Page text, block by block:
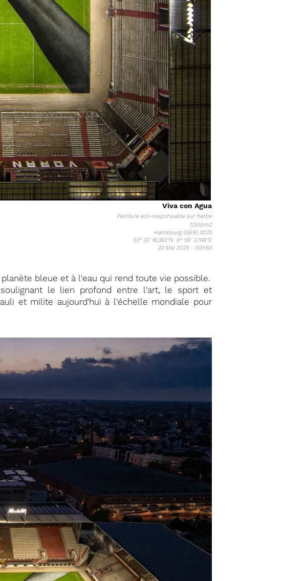
Viva con Agua
Peinture eco-responsable sur herbe
7.000m2
Hambourg (GER) 2025
53° 33’ 16,362”N 9° 58’ 3,768”E
22 Mai 2025 - 00h50
bleue et à l'eau qui rend toute vie possible.
le lien profond entre l'art, le sport et
et milite aujourd'hui à l'échelle mondiale pour